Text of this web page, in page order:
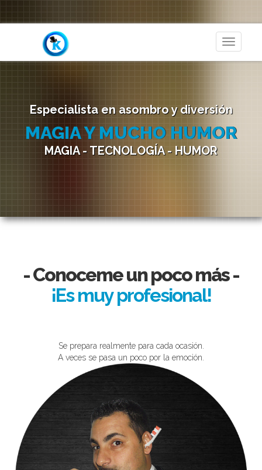
por
Especialista en asombro y diversión
MAGO KOMODÍN
MAGIA - TECNOLOGÍA - HUMOR
- Conoceme un poco más -
¡Arriesga la vida sólo para
Rompe con las estructuras tradicionales de la magia
y con su personaje comico logra el asombro de chicos y grandes.